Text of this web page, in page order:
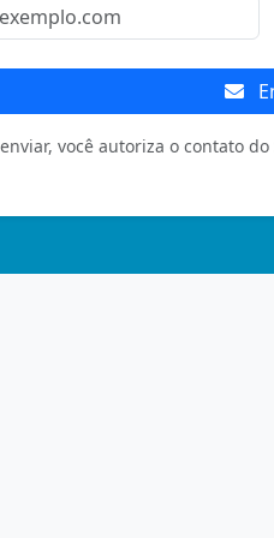
você autoriza o contato